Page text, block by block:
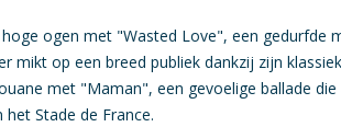
ogen met "Wasted Love", een gedurfde
mikt op een breed publiek dankzij zijn
met "Maman", een gevoelige ballade
Stade de France.